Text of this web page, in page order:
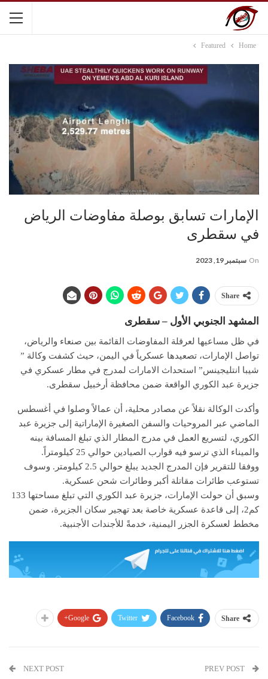
Home
Featured
الإمارات تسابق بوصلة مفاوضات الرياض
في سقطرى
On سبتمبر 19, 2023
Share
المشهد الجنوبي الأول – سقطرى
في ظل مساعيها لعرقلة المفاوضات القائمة بين صنعاء والرياض،
تواصل الإمارات، تصعيدها عسكرياً في اليمن، حيث كشفت وكالة ”
شيبا انتليجينس” استحداث الامارات لمدرج في مطار عسكري في
جزيرة عبد الكوري الواقعة ضمن محافظة أرخبيل سقطرى.
وأكدت الوكالة نقلاً عن مصادر محلية، أن عمالاً وصلوا في أغسطس
الماضي عبر المروحيات والسفن الصغيرة الإماراتية إلى جزيرة عبد
الكوري، لتسريع العمل في مدرج المطار الذي تبلغ المسافة بينه
والميناء الذي ترسو فيه قوارب الصيادين حوالي 25 كيلومتراً.
ووفقا للتقرير فإن المدرج الجديد يبلغ حوالي 2.5 كيلومتر. وسوف
تستوعب طائرات مقاتلة أكبر وطائرات شحن عسكرية.
وسبق أن حولت الإمارات، جزيرة عبد الكوري التي تبلغ مساحتها 133
كم2، إلى قاعدة عسكرية خاصة بعد تهجير سكان الجزيرة، ضمن
مخطط لعسكرة الجزر اليمنية، خدمةً للأجندات الأجنبية.
Share
Facebook
Twitter
Google+
NEXT POST